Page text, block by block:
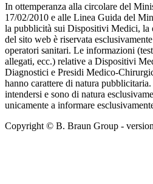
In ottemperanza alla circolare del
17/02/2010 e alle Linea Guida del
la pubblicità sui Dispositivi Medici, la
del sito web è riservata
operatori sanitari. Le informazioni
allegati, ecc.) relative a Dispositivi
Diagnostici e Presidi Medico-
hanno carattere di natura
intendersi e sono di natura
unicamente a informare
Copyright © B. Braun Group - version